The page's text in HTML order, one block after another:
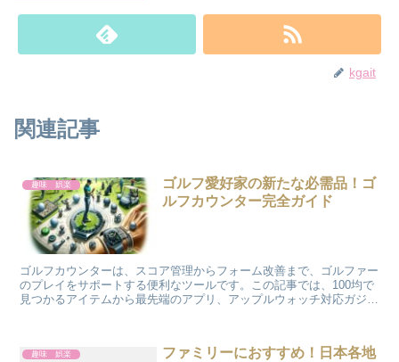
kgait
関連記事
趣味 娯楽
ゴルフ愛好家の新たな必需品！ゴ
ルフカウンター完全ガイド
ゴルフカウンターは、スコア管理からフォーム改善まで、ゴルファー
のプレイをサポートする便利なツールです。この記事では、100均で
見つかるアイテムから最先端のアプリ、アップルウォッチ対応ガジェ
趣味 娯楽
ファミリーにおすすめ！日本各地